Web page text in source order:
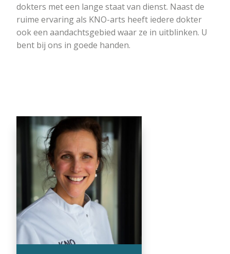
dokters met een lange staat van dienst. Naast de
ruime ervaring als KNO-arts heeft iedere dokter
ook een aandachtsgebied waar ze in uitblinken. U
bent bij ons in goede handen.